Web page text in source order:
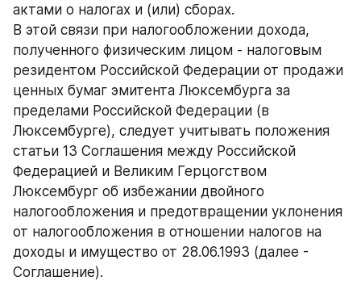
актами о налогах и (или) сборах.
В этой связи при налогообложении дохода,
полученного физическим лицом - налоговым
резидентом Российской Федерации от продажи
ценных бумаг эмитента Люксембурга за
пределами Российской Федерации (в
Люксембурге), следует учитывать положения
статьи 13 Соглашения между Российской
Федерацией и Великим Герцогством
Люксембург об избежании двойного
налогообложения и предотвращении уклонения
от налогообложения в отношении налогов на
доходы и имущество от 28.06.1993 (далее -
Соглашение).